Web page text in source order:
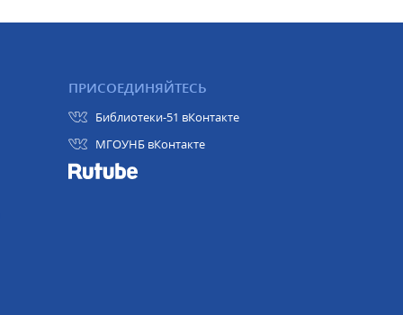
ПРИСОЕДИНЯЙТЕСЬ
Библиотеки-51 вКонтакте
МГОУНБ вКонтакте